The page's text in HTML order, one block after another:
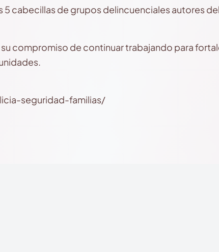
5 cabecillas de grupos delincuenciales autores
compromiso de continuar trabajando para
seguridad-familias/